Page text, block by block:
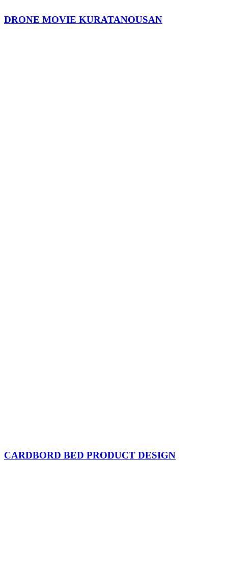
DRONE MOVIE KURATANOUSAN
CARDBORD BED PRODUCT DESIGN